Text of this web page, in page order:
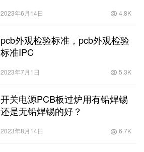
2023年6月14日 4.8K
pcb外观检验标准，pcb外观检验
标准IPC
2023年7月1日 5.3K
开关电源PCB板过炉用有铅焊锡
还是无铅焊锡的好？
2023年8月14日 6.7K